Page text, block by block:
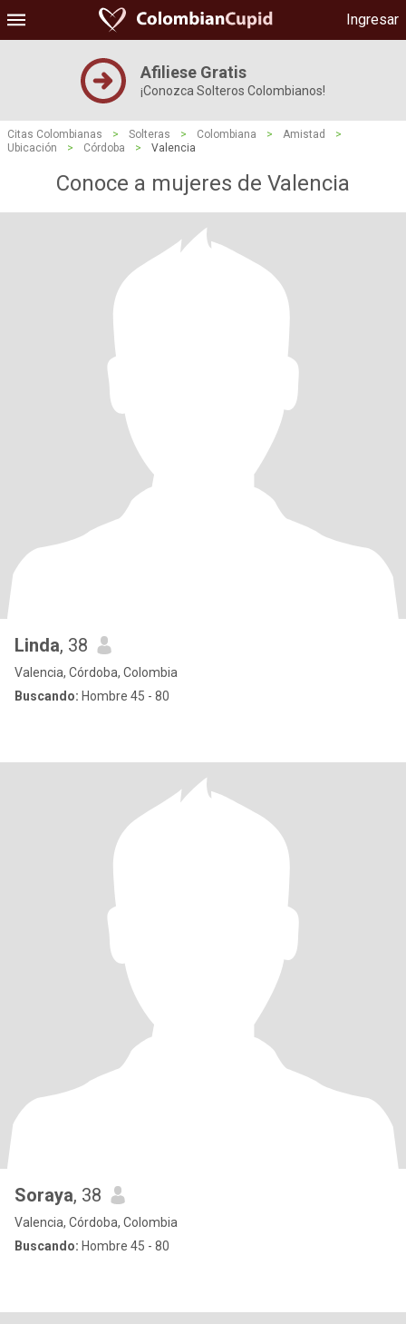
Ingresar
Afiliese Gratis
¡Conozca Solteros Colombianos!
Citas Colombianas > Solteras > Colombiana > Amistad
>
Ubicación
> Córdoba > Valencia
Conoce a mujeres de Valencia
Linda, 38
Valencia, Córdoba, Colombia
Buscando: Hombre 45 - 80
Soraya, 38
Valencia, Córdoba, Colombia
Buscando: Hombre 45 - 80